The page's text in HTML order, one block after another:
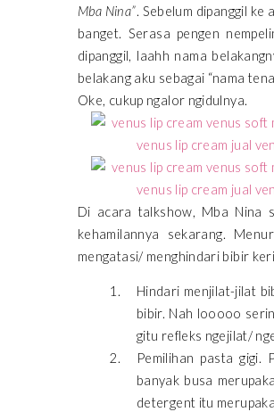
Mba Nina”. Sebelum dipanggil
banget. Serasa pengen
dipanggil, laahh nama
belakang aku sebagai “nama
Oke, cukup ngalor ngidulnya.
Di acara talkshow, Mba Nina
kehamilannya sekarang.
mengatasi/ menghindari bibir
Hindari menjilat-jilat
bibir. Nah looooo
gitu refleks ngejilat/
Pemilihan pasta gigi.
banyak busa
detergent itu